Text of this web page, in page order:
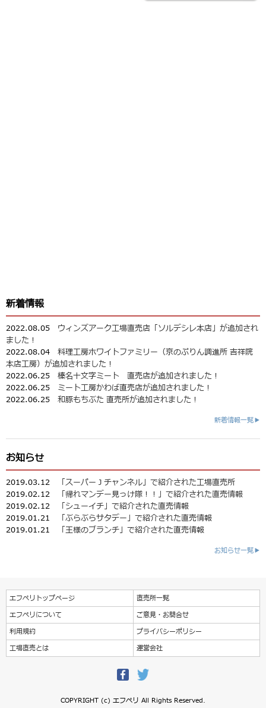
新着情報
2022.08.05 ウィンズアーク工場直売店「ソルデシレ本店」が追加され
ました！
2022.08.04 料理工房ホワイトファミリー（京のぷりん調進所 吉祥院
本店工房）が追加されました！
2022.06.25 榛名十文字ミート 直売店が追加されました！
2022.06.25 ミート工房かわば直売店が追加されました！
2022.06.25 和豚もちぶた 直売所が追加されました！
新着情報一覧▶
お知らせ
2019.03.12
「スーパーＪチャンネル」で紹介された工場直売所
2019.02.12
「帰れマンデー見っけ隊！！」で紹介された直売情報
2019.02.12
「シューイチ」で紹介された直売情報
2019.01.21
「ぶらぶらサタデー」で紹介された直売情報
2019.01.21
「王様のブランチ」で紹介された直売情報
お知らせ一覧▶
エフペリトップページ
直売所一覧
エフペリについて
ご意見・お問合せ
利用規約
プライバシーポリシー
工場直売とは
運営会社
COPYRIGHT (c) エフペリ All Rights Reserved.